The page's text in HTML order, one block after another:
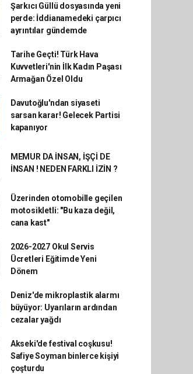
Şarkıcı Güllü dosyasında yeni
perde: İddianamedeki çarpıcı
ayrıntılar gündemde
Tarihe Geçti! Türk Hava
Kuvvetleri'nin İlk Kadın Paşası
Armağan Özel Oldu
Davutoğlu'ndan siyaseti
sarsan karar! Gelecek Partisi
kapanıyor
MEMUR DA İNSAN, İŞÇİ DE
İNSAN ! NEDEN FARKLI İZİN ?
Üzerinden otomobille geçilen
motosikletli: "Bu kaza değil,
cana kast"
2026-2027 Okul Servis
Ücretleri Eğitimde Yeni
Dönem
Deniz'de mikroplastik alarmı
büyüyor: Uyarıların ardından
cezalar yağdı
Akseki'de festival coşkusu!
Safiye Soyman binlerce kişiyi
çoşturdu